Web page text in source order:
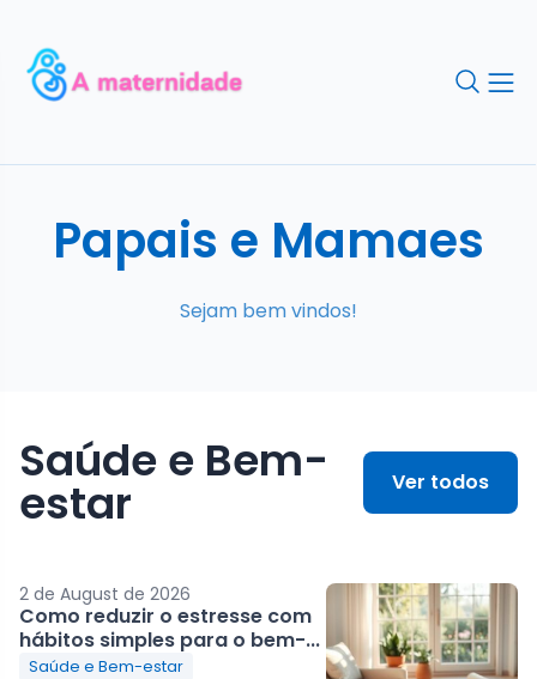
Papais e Mamaes
Sejam bem vindos!
Saúde e Bem-
estar Ver todos
2 de August de 2026
Como reduzir o estresse com
hábitos simples para o bem-...
Saúde e Bem-estar